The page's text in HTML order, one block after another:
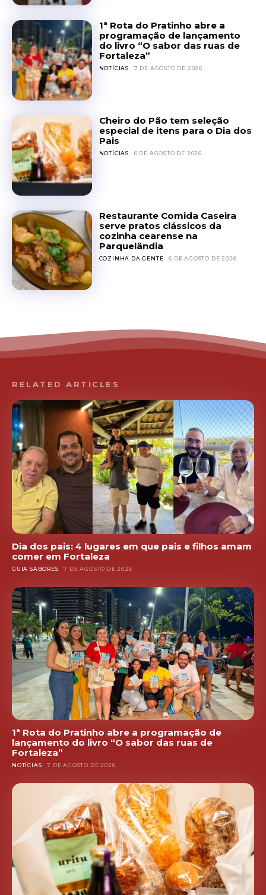
1ª Rota do Pratinho abre a
programação de lançamento
do livro “O sabor das ruas de
Fortaleza”
NOTÍCIAS 7 DE AGOSTO DE 2026
Cheiro do Pão tem seleção
especial de itens para o Dia dos
Pais
NOTÍCIAS 6 DE AGOSTO DE 2026
Restaurante Comida Caseira
serve pratos clássicos da
cozinha cearense na
Parquelândia
COZINHA DA GENTE 6 DE AGOSTO DE 2026
RELATED ARTICLES
Dia dos pais: 4 lugares em que pais e filhos amam
comer em Fortaleza
GUIA SABORES 7 DE AGOSTO DE 2026
1ª Rota do Pratinho abre a programação de
lançamento do livro “O sabor das ruas de
Fortaleza”
NOTÍCIAS 7 DE AGOSTO DE 2026